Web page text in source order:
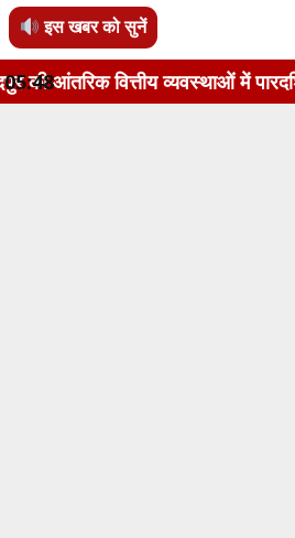
इस खबर को सुनें
में पारदर्शिता को लेकर
05:48